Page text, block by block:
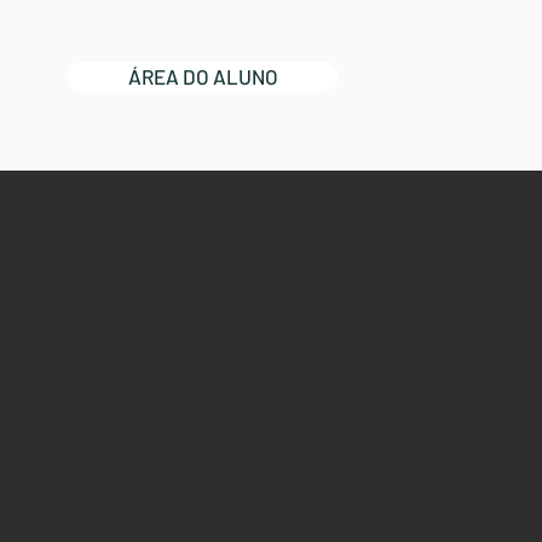
ÁREA DO ALUNO